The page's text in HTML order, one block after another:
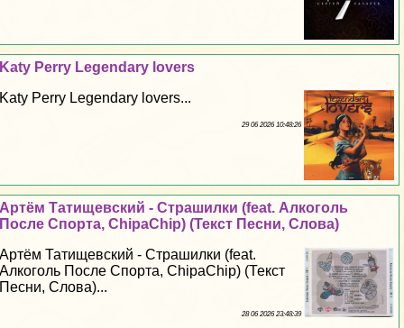
Katy Perry Legendary lovers
Katy Perry Legendary lovers...
29 06 2026 10:48:26
Артём Татищевский - Страшилки (feat. Алкоголь
После Спорта, ChipaChip) (Текст Песни, Слова)
Артём Татищевский - Страшилки (feat.
Алкоголь После Спорта, ChipaChip) (Текст
Песни, Слова)...
28 06 2026 23:48:39